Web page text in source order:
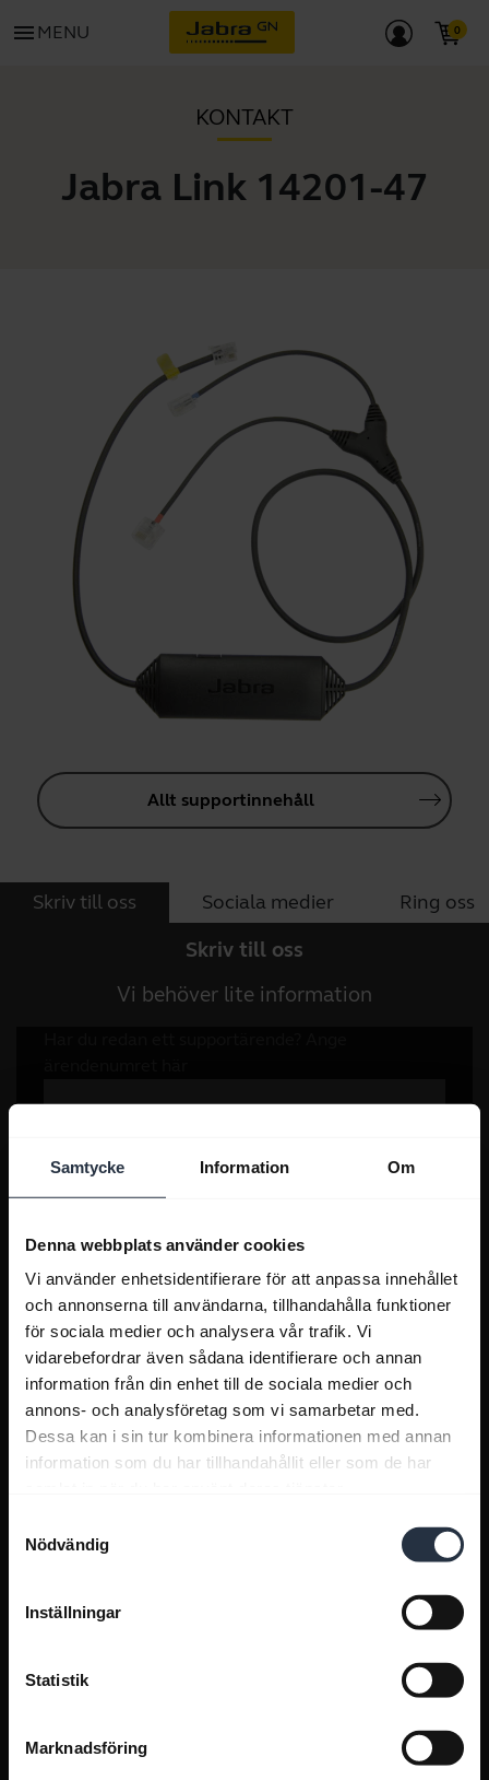
Samtycke Information Om
Denna webbplats använder cookies
Vi använder enhetsidentifierare för att anpassa innehållet
och annonserna till användarna, tillhandahålla funktioner
för sociala medier och analysera vår trafik. Vi
vidarebefordrar även sådana identifierare och annan
information från din enhet till de sociala medier och
annons- och analysföretag som vi samarbetar med.
Dessa kan i sin tur kombinera informationen med annan
information som du har tillhandahållit eller som de har
Nödvändig
Inställningar
Statistik
Marknadsföring
menu MENU
KONTAKT
Jabra Link 14201-47
Allt supportinnehåll
Skriv till oss Sociala medier Ring oss
Skriv till oss
Vi behöver lite information